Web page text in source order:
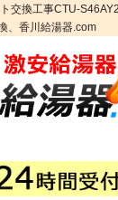
交換工事CTU-
、香川給湯器.com